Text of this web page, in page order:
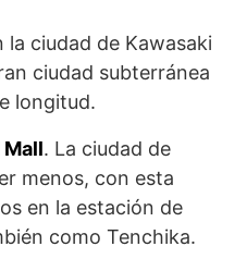
la ciudad de Kawasaki
ciudad subterránea
longitud.
. La ciudad de
menos, con esta
en la estación de
como Tenchika.